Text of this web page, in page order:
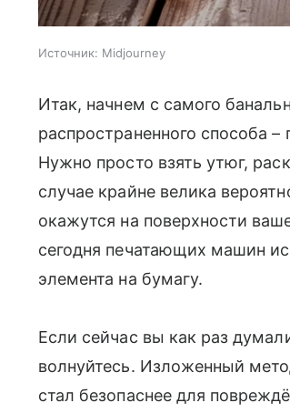
Источник: Midjourney
Итак, начнем с самого
распространенного способа –
Нужно просто взять утюг,
случае крайне велика
окажутся на поверхности
сегодня печатающих машин
элемента на бумагу.
Если сейчас вы как раз
волнуйтесь. Изложенный
стал безопаснее для